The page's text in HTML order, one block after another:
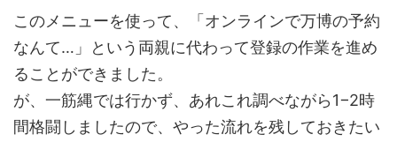
このメニューを使って、「オンラインで万博の予約
なんて…」という両親に代わって登録の作業を進め
ることができました。
が、一筋縄では行かず、あれこれ調べながら1−2時
間格闘しましたので、やった流れを残しておきたい